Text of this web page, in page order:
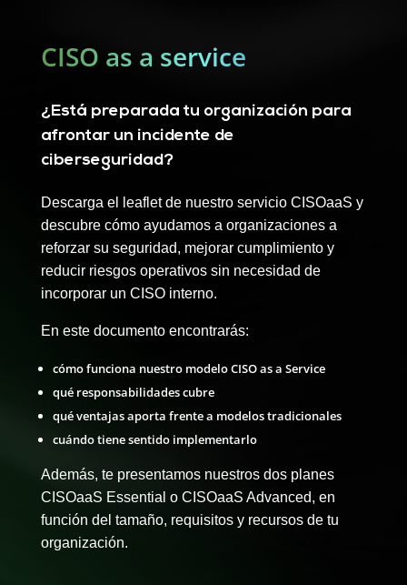
CISO as a service
¿Está preparada tu organización para
afrontar un incidente de
ciberseguridad?
Descarga el leaflet de nuestro servicio CISOaaS y
descubre cómo ayudamos a organizaciones a
reforzar su seguridad, mejorar cumplimiento y
reducir riesgos operativos sin necesidad de
incorporar un CISO interno.
En este documento encontrarás:
cómo funciona nuestro modelo CISO as a Service
qué responsabilidades cubre
qué ventajas aporta frente a modelos tradicionales
cuándo tiene sentido implementarlo
Además, te presentamos nuestros dos planes
CISOaaS Essential o CISOaaS Advanced, en
función del tamaño, requisitos y recursos de tu
organización.